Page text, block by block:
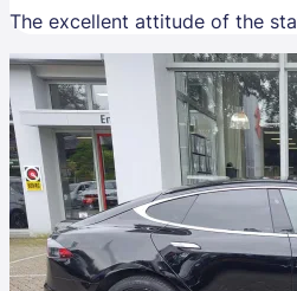
The excellent attitude of the